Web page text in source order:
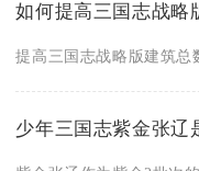
如何提高三国志战略
少年三国志紫金张辽